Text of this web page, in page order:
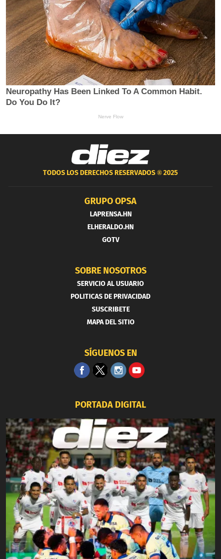
TODOS LOS DERECHOS RESERVADOS ®2025
GRUPO OPSA
LAPRENSA.HN
ELHERALDO.HN
GOTV
SOBRE NOSOTROS
SERVICIO AL USUARIO
POLITICAS DE PRIVACIDAD
SUSCRIBETE
MAPA DEL SITIO
SÍGUENOS EN
PORTADA DIGITAL